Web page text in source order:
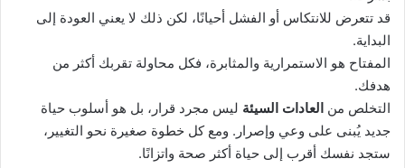
قد تتعرض للانتكاس أو الفشل أحيانًا، لكن ذلك لا يعني العودة إلى
البداية.
المفتاح هو الاستمرارية والمثابرة، فكل محاولة تقربك أكثر من
هدفك.
التخلص من العادات السيئة ليس مجرد قرار، بل هو أسلوب حياة
جديد يُبنى على وعي وإصرار. ومع كل خطوة صغيرة نحو التغيير،
ستجد نفسك أقرب إلى حياة أكثر صحة واتزانًا.